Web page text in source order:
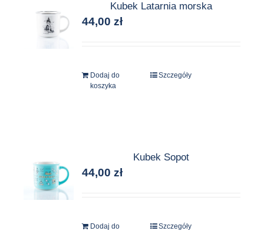
Kubek Latarnia morska
44,00zł
Dodaj do
koszyka
Szczegóły
Kubek Sopot
44,00zł
Dodaj do
Szczegóły